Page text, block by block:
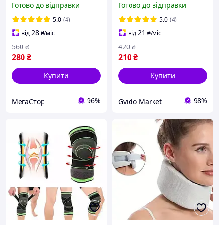
підтримувальний корсет
для вирівнювання
постави, запобігання
сутулості
Готово до відправки
5.0 (4)
від28₴/міс
280₴
560 ₴
Купити
МегаСтор 96%
на стопі коректор
ортопедичний бандаж
Готово до відправки
5.0 (4)
від21 ₴/міс
210₴
420 ₴
Купити
Gvido Market 98%